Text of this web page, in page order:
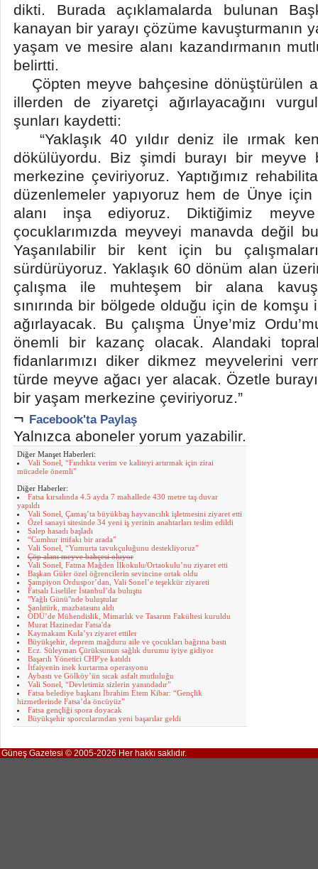
dikti. Burada açıklamalarda bulunan
kanayan bir yarayı çözüme kavuşturmanın
yaşam ve mesire alanı kazandırmanın
belirtti.
Çöpten meyve bahçesine dönüştürülen
illerden de ziyaretçi ağırlayacağını
şunları kaydetti:
“Yaklaşık 40 yıldır deniz ile ırmak
dökülüyordu. Biz şimdi burayı bir meyve
merkezine çeviriyoruz. Yaptığımız
düzenlemeler yapıyoruz hem de Ünye
alanı inşa ediyoruz. Diktiğimiz
çocuklarımızda meyveyi manavda değil
Yaşanılabilir bir kent için bu
sürdürüyoruz. Yaklaşık 60 dönüm alan
çalışma ile muhteşem bir alana
sınırında bir bölgede olduğu için de
ağırlayacak. Bu çalışma Ünye’miz
önemli bir kazanç olacak. Alandaki
fidanlarımızı diker dikmez meyvelerini
türde meyve ağacı yer alacak. Özetle
bir yaşam merkezine çeviriyoruz.”
¬ Facebook'ta Paylaş
Yalnızca aboneler yorum yazabilir.
Diğer Manşet Haberleri:
Vali Sonel, “Fındıkta verim ve kaliteyi artırmak için zirai
mücadele önemli”
Diğer Haberler:
Fatsa kırsalında 4.5 ayda 7 mahallede 430 metre taş duvar
yapıldı
Vali Sonel, Çamaş’ta büyükbaş hayvancılık işletmesini ziyaret etti
Özel sanayi sitesinde 34 yeni iş yerinin anahtarları teslim edildi
Salep hasadı başladı
“Cumhur ittifakı bir arada”
Vali Sonel, “Yumurta tavukçuluğunu destekliyoruz”
Çöp alanı meyve bahçesi oluyor
Vali Sonel, Fatma Mağden İlkokulu/Ortaokulu’nu ziyaret etti
Başkan Güler özel öğrencilerin sevincine ortak oldu
Şampiyon Orduspor’dan, Vali Sonel’e teşekkür ziyareti
Fatsalı Liseliler İstanbul’da buluştu
"Yağlı Günü"nde buluştular
Şanlıtürk, mazbatasını aldı
ODÜ’de Mühendislik, Mimarlık ve Tasarım Fakültesi kuruldu
Murat Hazinedar Fatsa'da
Kaymakam Kula’yı ziyaret ettiler
Büyükşehir, deprem mağduru aile ve çocukları bağrına bastı
Ecz. Süleyman Çürüksunun sağlık durumu iyiye gidiyor
Başarılı Yönetici CHP'ye katıldı
İtfaiyenin inek kurtarma operasyonu
Aybastı ve Gölköy’ün sıcak asfalt mutluluğu
Vali Sonel, “Devletimiz sizlerin yanındadır”
Fatsa belediye başkanı İbrahim Etem Kibar: “Gençlik
hizmetlerinde Fatsa’da öncüyüz”
Fatsa gençliği spora doyacak
Büyükşehir sporcularından yeni başarılar geldi
Güneş Gazetesi © 2005-2026 Her hakkı saklıdır.